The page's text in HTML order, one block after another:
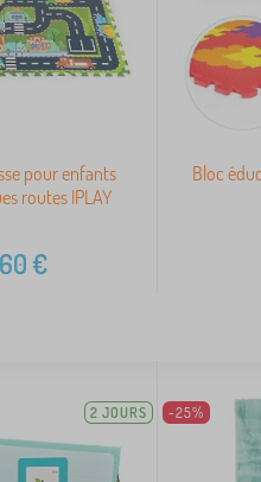
pour enfants
routes IPLAY
€
Bloc
2 JOURS -25%